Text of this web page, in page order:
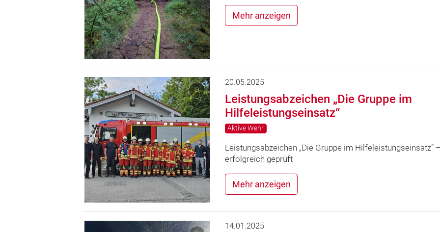
Mehr anzeigen
20.05.2025
Leistungsabzeichen „Die Gruppe im
Hilfeleistungseinsatz“
Aktive Wehr
Leistungsabzeichen „Die Gruppe im Hilfeleistungseinsatz“
erfolgreich geprüft
Mehr anzeigen
14.01.2025